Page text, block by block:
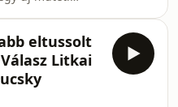
beltéri
ami a
tízezreinek
eltussolt
Litkai